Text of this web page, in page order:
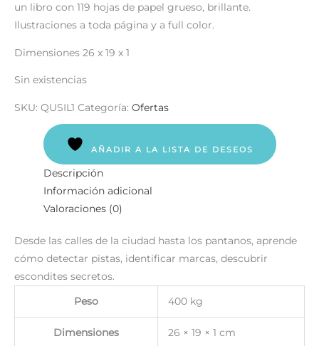
un libro con 119 hojas de papel grueso, brillante.
Ilustraciones a toda página y a full color.
Dimensiones 26 x 19 x 1
Sin existencias
SKU: QUSIL1 Categoría: Ofertas
AÑADIR A LA LISTA DE DESEOS
Descripción
Información adicional
Valoraciones (0)
Desde las calles de la ciudad hasta los pantanos, aprende
cómo detectar pistas, identificar marcas, descubrir
escondites secretos.
Peso 400 kg
Dimensiones 26 × 19 × 1 cm